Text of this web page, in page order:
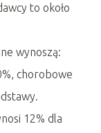
to około
wynoszą:
chorobowe
12% dla